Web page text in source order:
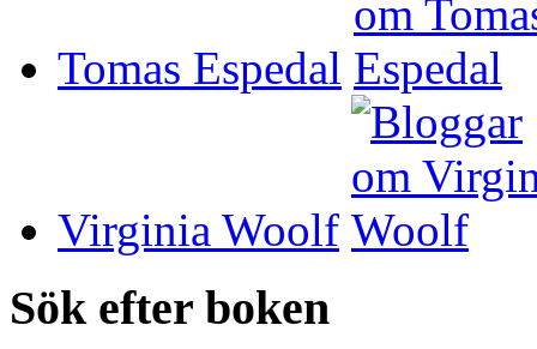
Tomas Espedal
Virginia Woolf
Sök efter boken